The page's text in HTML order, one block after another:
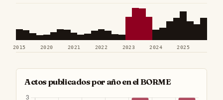
2015 2020 2021 2022 2023 2024 2025
Actos publicados por año en el BORME